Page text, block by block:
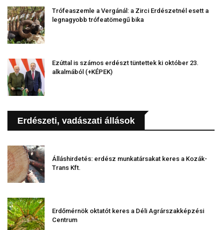
Trófeaszemle a Vergánál: a Zirci Erdészetnél esett a
legnagyobb trófeatömegű bika
Ezúttal is számos erdészt tüntettek ki október 23.
alkalmából (+KÉPEK)
Erdészeti, vadászati állások
Álláshirdetés: erdész munkatársakat keres a Kozák-
Trans Kft.
Erdőmérnök oktatót keres a Déli Agrárszakképzési
Centrum